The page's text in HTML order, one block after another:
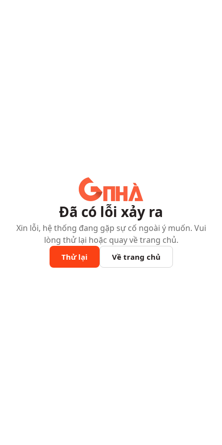
Đã có lỗi xảy ra
Xin lỗi, hệ thống đang gặp sự cố ngoài ý muốn. Vui
lòng thử lại hoặc quay về trang chủ.
Thử lại Về trang chủ